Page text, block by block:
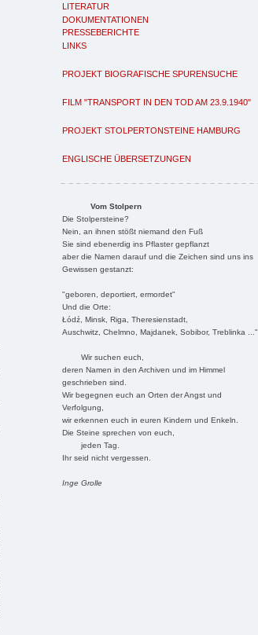
LITERATUR
DOKUMENTATIONEN
PRESSEBERICHTE
LINKS
PROJEKT BIOGRAFISCHE SPURENSUCHE
FILM "TRANSPORT IN DEN TOD AM 23.9.1940"
PROJEKT STOLPERTONSTEINE HAMBURG
ENGLISCHE ÜBERSETZUNGEN
Vom Stolpern
Die Stolpersteine?
Nein, an ihnen stößt niemand den Fuß
Sie sind ebenerdig ins Pflaster gepflanzt
aber die Namen darauf und die Zeichen sind uns ins
Gewissen gestanzt:
"geboren, deportiert, ermordet"
Und die Orte:
Łódź, Minsk, Riga, Theresienstadt,
Auschwitz, Chelmno, Majdanek, Sobibor, Treblinka ..."
Wir suchen euch,
deren Namen in den Archiven und im Himmel
geschrieben sind.
Wir begegnen euch an Orten der Angst und
Verfolgung,
wir erkennen euch in euren Kindern und Enkeln.
Die Steine sprechen von euch,
jeden Tag.
Ihr seid nicht vergessen.
Inge Grolle